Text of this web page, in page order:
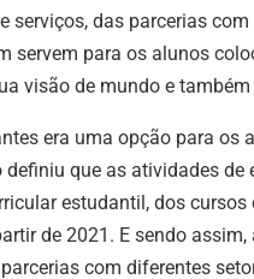
serviços, das parcerias
servem para os alunos
visão de mundo e
era uma opção para os
que as atividades de
estudantil, dos cursos
de 2021. E sendo
com diferentes